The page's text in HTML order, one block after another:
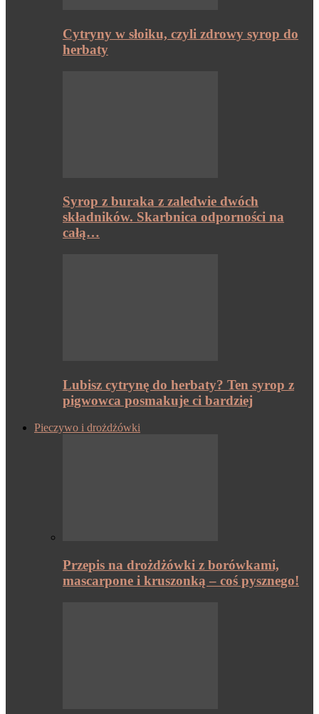
Cytryny w słoiku, czyli zdrowy syrop do
herbaty
Syrop z buraka z zaledwie dwóch
składników. Skarbnica odporności na
całą…
Lubisz cytrynę do herbaty? Ten syrop z
pigwowca posmakuje ci bardziej
Pieczywo i drożdżówki
Przepis na drożdżówki z borówkami,
mascarpone i kruszonką – coś pysznego!